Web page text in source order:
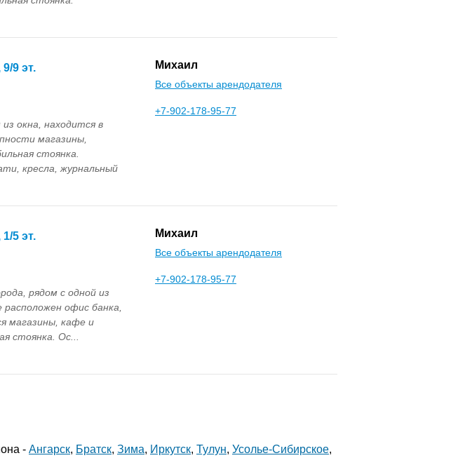
9/9 эт.
окна, находится в
магазины,
стоянка.
кресла, журнальный
Михаил
Все объекты арендодателя
+7-902-178-95-77
1/5 эт.
рядом с одной из
расположен офис банка,
магазины, кафе и
стоянка. Ос...
Михаил
Все объекты арендодателя
+7-902-178-95-77
- Ангарск, Братск, Зима, Иркутск, Тулун, Усолье-Сибирское,